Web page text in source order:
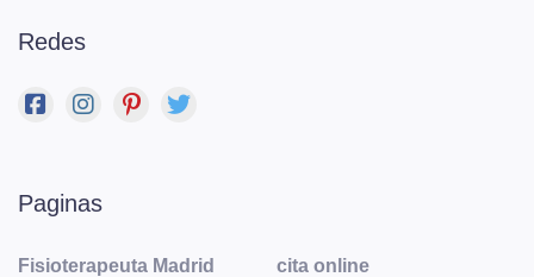
Redes
Paginas
Fisioterapeuta Madrid cita online